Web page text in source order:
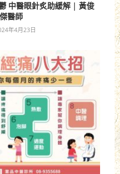
中醫眼針炙助緩解 | 黃俊
傑醫師
年4月23日